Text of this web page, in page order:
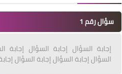
سؤال رقم 1
إجابة السؤال إجابة السؤال إجابة
السؤال إجابة السؤال إجابة السؤال